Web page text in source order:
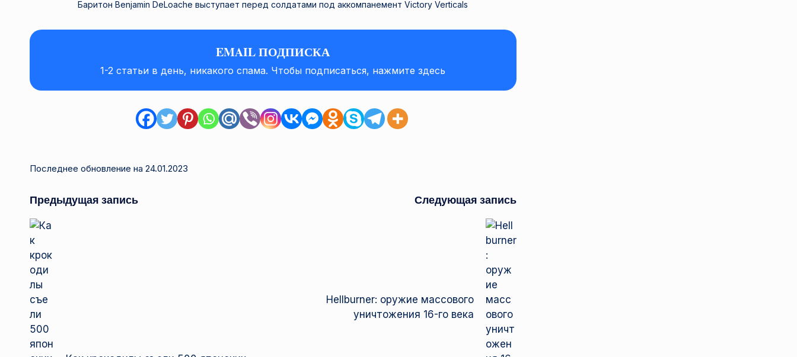
Баритон Benjamin DeLoache выступает перед солдатами под аккомпанемент Victory Verticals
EMAIL ПОДПИСКА
1-2 статьи в день, никакого спама. Чтобы подписаться, нажмите здесь
Последнее обновление на 24.01.2023
Навигация
записи
Предыдущая запись Следующая запись
Hellburner: оружие массового
уничтожения 16-го века